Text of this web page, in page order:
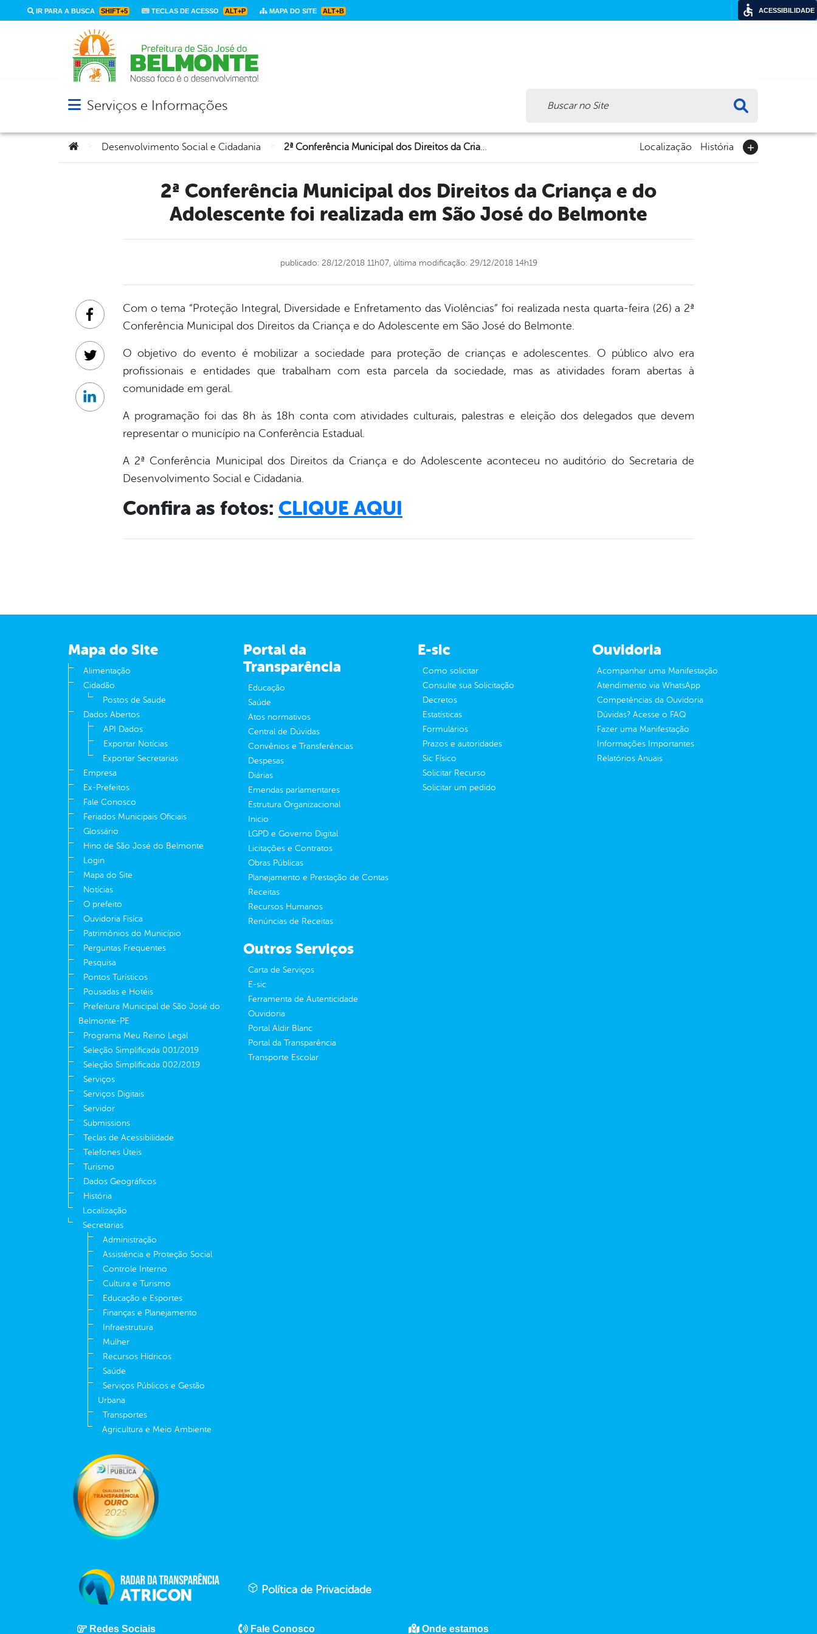
IR PARA A BUSCA SHIFT+5 TECLAS DE ACESSO ALT+P MAPA DO SITE ALT+B
Abrir menu principal de navegação
Serviços e Informações
Você está aqui:Desenvolvimento Social e Cidadania 2ª Conferência Municipal dos Direitos da Criança e do Adolescente foi realizada em São José do Belmonte Localização História
2ª Conferência Municipal dos Direitos da Criança e do
Adolescente foi realizada em São José do Belmonte
publicado: 28/12/2018 11h07, última modificação: 29/12/2018 14h19
Com o tema “Proteção Integral, Diversidade e Enfretamento das Violências” foi realizada nesta quarta-feira (26) a 2ª
Conferência Municipal dos Direitos da Criança e do Adolescente em São José do Belmonte.
O objetivo do evento é mobilizar a sociedade para proteção de crianças e adolescentes. O público alvo era
profissionais e entidades que trabalham com esta parcela da sociedade, mas as atividades foram abertas à
comunidade em geral.
A programação foi das 8h às 18h conta com atividades culturais, palestras e eleição dos delegados que devem
representar o município na Conferência Estadual.
A 2ª Conferência Municipal dos Direitos da Criança e do Adolescente aconteceu no auditório do Secretaria de
Desenvolvimento Social e Cidadania.
Confira as fotos: CLIQUE AQUI
Facebook
Twitter
Linkedin
Mapa do Site
Alimentação
Cidadão
Postos de Saude
Dados Abertos
API Dados
Exportar Notícias
Exportar Secretarias
Empresa
Ex-Prefeitos
Fale Conosco
Feriados Municipais Oficiais
Glossário
Hino de São José do Belmonte
Login
Mapa do Site
Notícias
O prefeito
Ouvidoria Fisíca
Patrimônios do Município
Perguntas Frequentes
Pesquisa
Pontos Turísticos
Pousadas e Hotéis
Prefeitura Municipal de São José do
Belmonte-PE
Programa Meu Reino Legal
Seleção Simplificada 001/2019
Seleção Simplificada 002/2019
Serviços
Serviços Digitais
Servidor
Submissions
Teclas de Acessibilidade
Telefones Úteis
Turismo
Dados Geográficos
História
Localização
Secretarias
Administração
Assistência e Proteção Social
Controle Interno
Cultura e Turismo
Educação e Esportes
Finanças e Planejamento
Infraestrutura
Mulher
Recursos Hídricos
Saúde
Serviços Públicos e Gestão
Urbana
Transportes
Agricultura e Meio Ambiente
Portal da
Transparência
Educação
Saúde
Atos normativos
Central de Dúvidas
Convênios e Transferências
Despesas
Diárias
Emendas parlamentares
Estrutura Organizacional
Inicio
LGPD e Governo Digital
Licitações e Contratos
Obras Públicas
Planejamento e Prestação de Contas
Receitas
Recursos Humanos
Renúncias de Receitas
E-sic
Como solicitar
Consulte sua Solicitação
Decretos
Estatísticas
Formulários
Prazos e autoridades
Sic Físico
Solicitar Recurso
Solicitar um pedido
Ouvidoria
Acompanhar uma Manifestação
Atendimento via WhatsApp
Competências da Ouvidoria
Dúvidas? Acesse o FAQ
Fazer uma Manifestação
Informações Importantes
Relatórios Anuais
Outros Serviços
Carta de Serviços
E-sic
Ferramenta de Autenticidade
Ouvidoria
Portal Aldir Blanc
Portal da Transparência
Transporte Escolar
Política de Privacidade
Redes Sociais Fale Conosco Onde estamos
ACESSIBILIDADE